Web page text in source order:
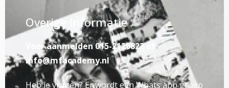
Overige Informatie
Voor aanmelden 015-2120822 of
info@mfacademy.nl
Heb je vragen? Er wordt een Whats app groep